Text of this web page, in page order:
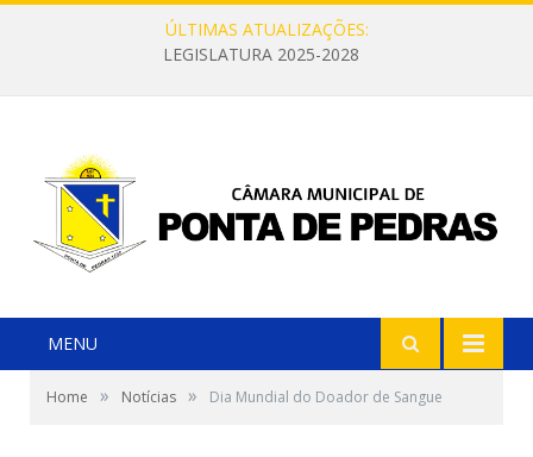
ÚLTIMAS ATUALIZAÇÕES:
LEGISLATURA 2025-2028
MENU
Home » Notícias » Dia Mundial do Doador de Sangue